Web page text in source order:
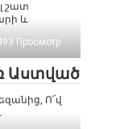
շատ
և
Просмотр
Աստված
Ո՜վ